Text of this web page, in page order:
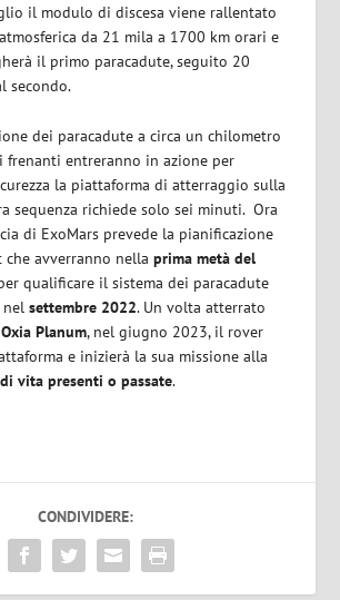
il modulo di discesa viene rallentato
da 21 mila a 1700 km orari e
il primo paracadute, seguito 20
secondo.
dei paracadute a circa un chilometro
frenanti entreranno in azione per
la piattaforma di atterraggio sulla
sequenza richiede solo sei minuti. Ora
di ExoMars prevede la pianificazione
che avverranno nellaprima metà del
qualificare il sistema dei paracadute
nelsettembre 2022. Un volta atterrato
Oxia Planum, nel giugno 2023, il rover
e inizierà la sua missione alla
vita presenti o passate.
CONDIVIDERE: